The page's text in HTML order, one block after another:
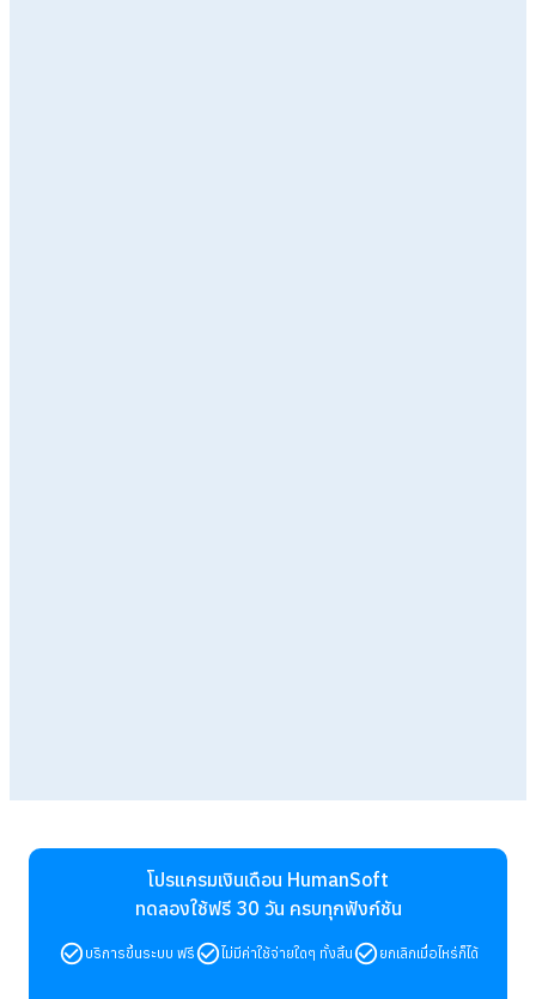
โปรแกรมเงินเดือน HumanSoft
ทดลองใช้ฟรี 30 วัน ครบทุกฟังก์ชัน
บริการขึ้นระบบ ฟรี ไม่มีค่าใช้จ่ายใดๆ ทั้งสิ้น ยกเลิกเมื่อไหร่ก็ได้